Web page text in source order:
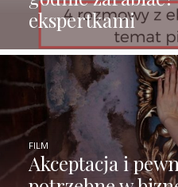
ekspertkami
Akceptacja i
FILM